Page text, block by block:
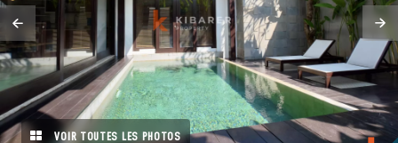
VOIR TOUTES LES PHOTOS